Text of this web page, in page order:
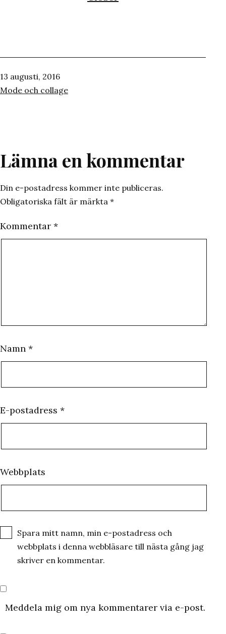
Publicerat
den
13 augusti, 2016
Kategoriserat
Mode och collage
Lämna en kommentar
Din e-postadress kommer inte publiceras.
Obligatoriska fält är märkta *
Kommentar *
Namn *
E-postadress *
Webbplats
Spara mitt namn, min e-postadress och
webbplats i denna webbläsare till nästa gång jag
skriver en kommentar.
Meddela mig om nya kommentarer via e-post.